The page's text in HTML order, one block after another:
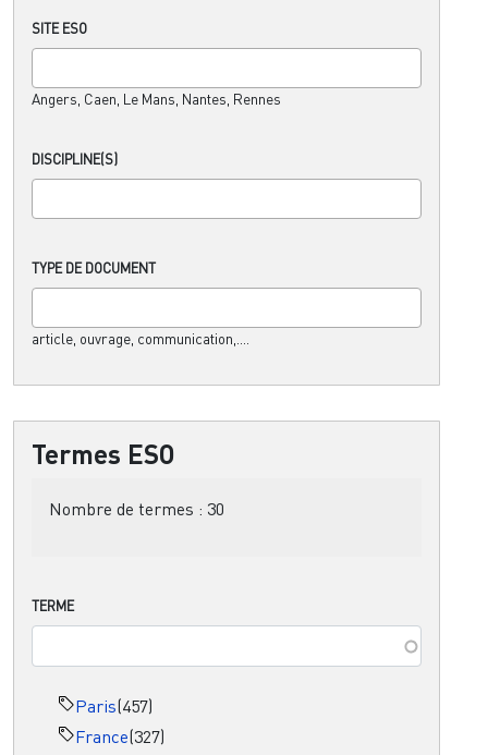
SITE ESO
Angers, Caen, Le Mans, Nantes, Rennes
DISCIPLINE(S)
TYPE DE DOCUMENT
article, ouvrage, communication,....
Termes ESO
Nombre de termes : 30
TERME
Paris(457)
France(327)